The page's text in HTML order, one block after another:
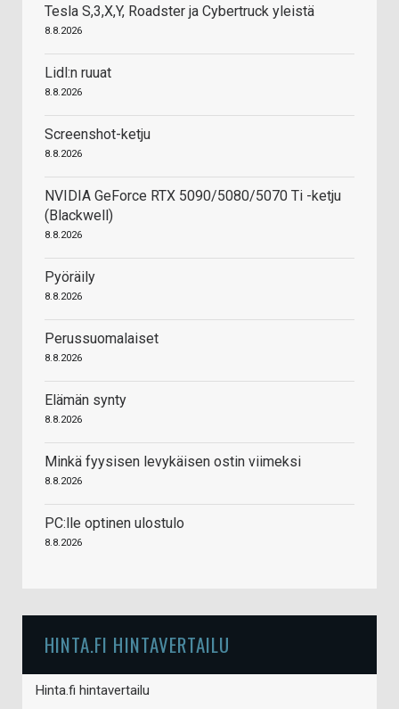
Tesla S,3,X,Y, Roadster ja Cybertruck yleistä
8.8.2026
Lidl:n ruuat
8.8.2026
Screenshot-ketju
8.8.2026
NVIDIA GeForce RTX 5090/5080/5070 Ti -ketju
(Blackwell)
8.8.2026
Pyöräily
8.8.2026
Perussuomalaiset
8.8.2026
Elämän synty
8.8.2026
Minkä fyysisen levykäisen ostin viimeksi
8.8.2026
PC:lle optinen ulostulo
8.8.2026
HINTA.FI HINTAVERTAILU
Hinta.fi hintavertailu